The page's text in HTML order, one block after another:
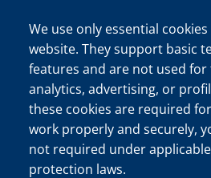
Informativa sulla
privacy I-SEC
International
Security B.V.
I-SEC International Security B.V.
Camera di commercio (KVK) 34222467
©Il nome I-SEC® e il logo I-SEC®
SEC International Security B.V. e
con esplicita autorizzazione.
We use only essential
website. They support basic
features and are not used for
analytics, advertising, or
these cookies are required
work properly and securely,
not required under
protection laws.